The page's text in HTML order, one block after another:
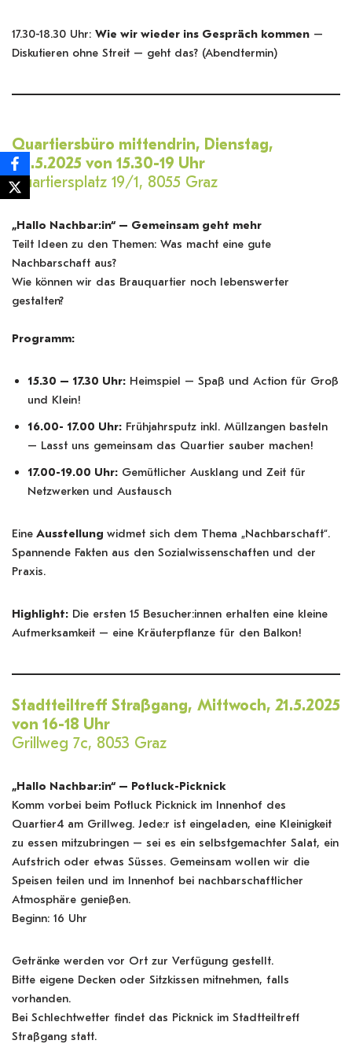
17.30-18.30 Uhr: Wie wir wieder ins Gespräch kommen –
Diskutieren ohne Streit – geht das? (Abendtermin)
Quartiersbüro mittendrin, Dienstag,
20.5.2025 von 15.30-19 Uhr
Quartiersplatz 19/1, 8055 Graz
„Hallo Nachbar:in“ – Gemeinsam geht mehr
Teilt Ideen zu den Themen: Was macht eine gute
Nachbarschaft aus?
Wie können wir das Brauquartier noch lebenswerter
gestalten?
Programm:
15.30 – 17.30 Uhr: Heimspiel – Spaß und Action für Groß
und Klein!
16.00- 17.00 Uhr: Frühjahrsputz inkl. Müllzangen basteln
– Lasst uns gemeinsam das Quartier sauber machen!
17.00-19.00 Uhr: Gemütlicher Ausklang und Zeit für
Netzwerken und Austausch
Eine Ausstellung widmet sich dem Thema „Nachbarschaft“.
Spannende Fakten aus den Sozialwissenschaften und der
Praxis.
Highlight: Die ersten 15 Besucher:innen erhalten eine kleine
Aufmerksamkeit – eine Kräuterpflanze für den Balkon!
Stadtteiltreff Straßgang, Mittwoch, 21.5.2025
von 16-18 Uhr
Grillweg 7c, 8053 Graz
„Hallo Nachbar:in“ – Potluck-Picknick
Komm vorbei beim Potluck Picknick im Innenhof des
Quartier4 am Grillweg. Jede:r ist eingeladen, eine Kleinigkeit
zu essen mitzubringen – sei es ein selbstgemachter Salat, ein
Aufstrich oder etwas Süsses. Gemeinsam wollen wir die
Speisen teilen und im Innenhof bei nachbarschaftlicher
Atmosphäre genießen.
Beginn: 16 Uhr
Getränke werden vor Ort zur Verfügung gestellt.
Bitte eigene Decken oder Sitzkissen mitnehmen, falls
vorhanden.
Bei Schlechtwetter findet das Picknick im Stadtteiltreff
Straßgang statt.